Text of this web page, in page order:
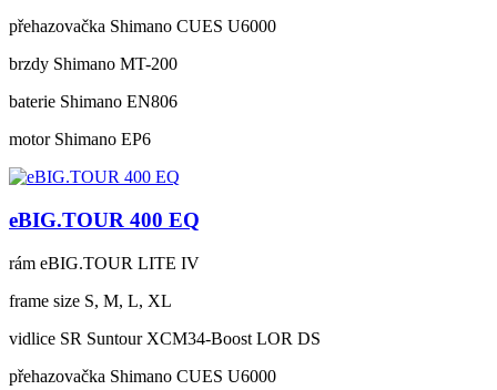
přehazovačka Shimano CUES U6000
brzdy Shimano MT-200
baterie Shimano EN806
motor Shimano EP6
eBIG.TOUR 400 EQ
rám eBIG.TOUR LITE IV
frame size S, M, L, XL
vidlice SR Suntour XCM34-Boost LOR DS
přehazovačka Shimano CUES U6000